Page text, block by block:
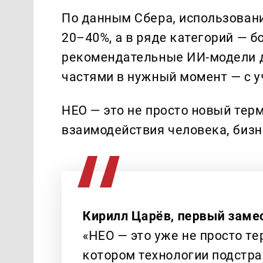
По данным Сбера,
20–40%, а в ряде категорий —
рекомендательные ИИ-модели
частями в нужный момент — с
НЕО — это не просто новый
взаимодействия человека,
Кирилл Царёв, первый
«НЕО — это уже не просто
котором технологии